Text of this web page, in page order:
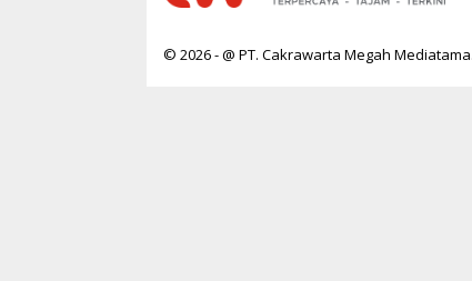
© 2026 - @ PT. Cakrawarta Megah